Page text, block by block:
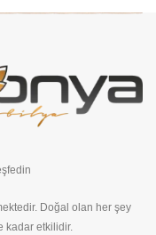
Doğal olan her şey
kadar etkilidir.